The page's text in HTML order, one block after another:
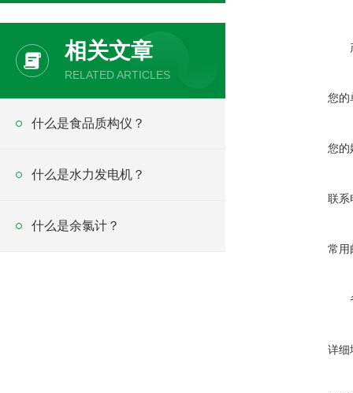
您的
您的
联系
常用
详细
相关文章
RELATED ARTICLES
什么是食品质构仪？
什么是水力发电机？
什么是余氯计？